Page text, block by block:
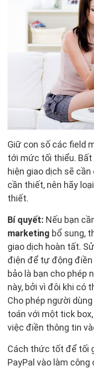
Giữ con số các field
tới mức tối thiểu.
hiện giao dịch sẽ
cần thiết, nên hãy
thiết.
Bí quyết: Nếu bạn
marketing bổ sung,
giao dịch hoàn tất.
điện để tự động
bảo là bạn cho phép
này, bởi vì đôi khi có
Cho phép người
toán với một tick
việc điền thông tin
Cách thức tốt để tối
PayPal vào làm